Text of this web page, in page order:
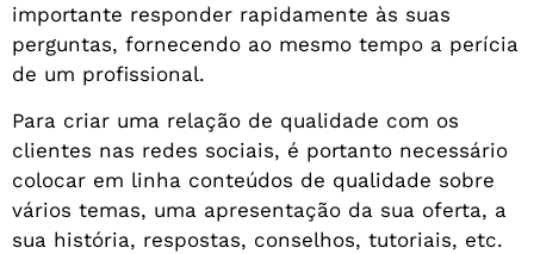
importante responder rapidamente às suas
perguntas, fornecendo ao mesmo tempo a perícia
de um profissional.
Para criar uma relação de qualidade com os
clientes nas redes sociais, é portanto necessário
colocar em linha conteúdos de qualidade sobre
vários temas, uma apresentação da sua oferta, a
sua história, respostas, conselhos, tutoriais, etc.